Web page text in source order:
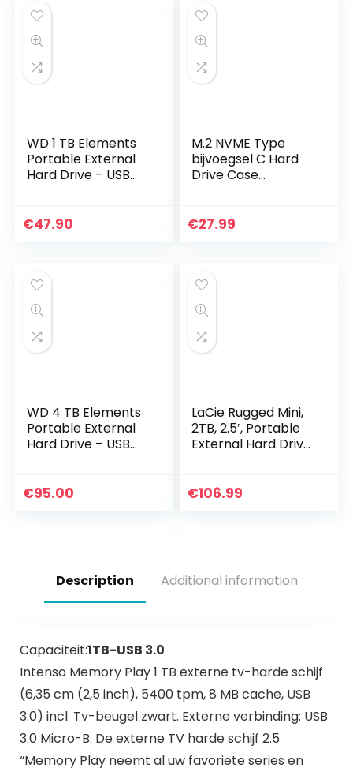
WD 1 TB Elements
Portable External
Hard Drive – USB
€47.90
M.2 NVME Type
bijvoegsel C Hard
Drive Case
Enclosure M.2
€27.99
WD 4 TB Elements
Portable External
Hard Drive – USB
€95.00
LaCie Rugged Mini,
2TB, 2.5′, Portable
External Hard Drive,
Pressure Resistant,
€106.99
Description Additional information
Capaciteit:1TB-USB 3.0
Intenso Memory Play 1 TB externe tv-harde schijf
(6,35 cm (2,5 inch), 5400 tpm, 8 MB cache, USB
3.0) incl. Tv-beugel zwart. Externe verbinding: USB
3.0 Micro-B. De externe TV harde schijf 2.5
“Memory Play neemt al uw favoriete series en